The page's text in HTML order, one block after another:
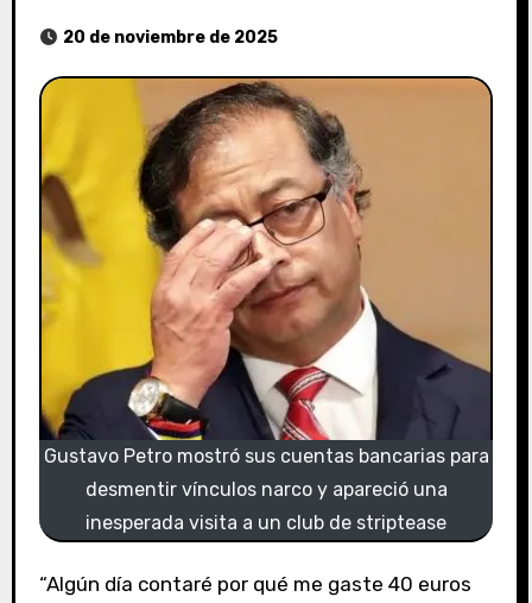
20 de noviembre de 2025
Gustavo Petro mostró sus cuentas bancarias para
desmentir vínculos narco y apareció una
inesperada visita a un club de striptease
“Algún día contaré por qué me gaste 40 euros